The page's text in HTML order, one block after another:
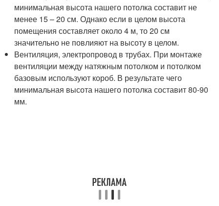
минимальная высота нашего потолка составит не
менее 15 – 20 см. Однако если в целом высота
помещения составляет около 4 м, то 20 см
значительно не повлияют на высоту в целом.
Вентиляция, электропровод в трубах. При монтаже
вентиляции между натяжным потолком и потолком
базовым используют короб. В результате чего
минимальная высота нашего потолка составит 80-90
мм.